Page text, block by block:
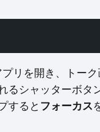
リを開き、トー
るシャッターボ
すると フォーカス